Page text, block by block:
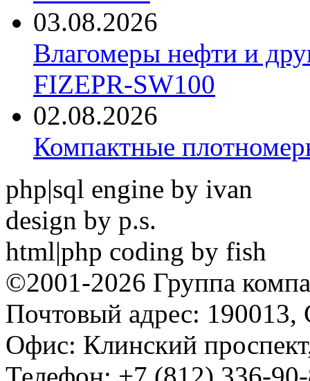
03.08.2026
Влагомеры нефти и
FIZEPR-SW100
02.08.2026
Компактные
php|sql engine by ivan
design by p.s.
html|php coding by fish
©2001-2026 Группа
Почтовый адрес: 190013,
Офис: Клинский